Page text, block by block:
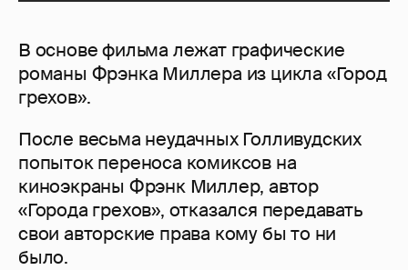
В основе фильма лежат графические
романы Фрэнка Миллера из цикла «Город
грехов».
После весьма неудачных Голливудских
попыток переноса комиксов на
киноэкраны Фрэнк Миллер, автор
«Города грехов», отказался передавать
свои авторские права кому бы то ни
было.